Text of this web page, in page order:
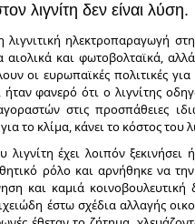
λιγνίτη δεν είναι λύση.
ηλεκτροπαραγωγή
και φωτοβολταϊκά,
οι ευρωπαϊκές πολιτικές
φανερό ότι ο λιγνίτης
στις προσπάθειες
το κλίμα, κάνει το κόστος του
λιγνίτη έχει λοιπόν
ρόλο και αρνήθηκε να
και καμιά
έστω σχέδια αλλαγής